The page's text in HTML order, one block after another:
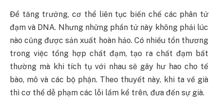
Để tăng trưởng, cơ thể liên tục biến chế các phân tử
đạm và DNA. Nhưng những phần tử này không phải lúc
nào cũng được sản xuất hoàn hảo. Có nhiều tổn thương
trong việc tổng hợp chất đạm, tạo ra chất đạm bất
thường mà khi tích tụ với nhau sẽ gây hư hao cho tế
bào, mô và các bộ phận. Theo thuyết này, khi ta về già
thì cơ thể dễ phạm các lỗi lầm kể trên, đưa đến sự già.